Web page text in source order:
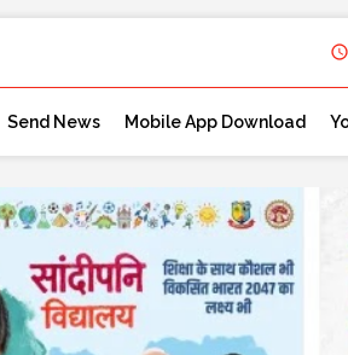
Send News Mobile App Download